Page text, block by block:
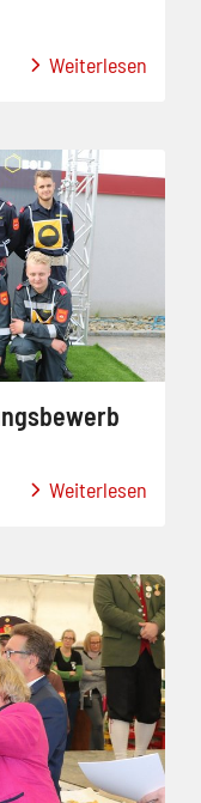
Weiterlesen
Weiterlesen